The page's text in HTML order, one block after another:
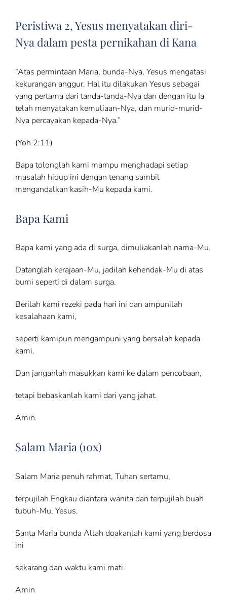
Peristiwa 2, Yesus menyatakan diri-
Nya dalam pesta pernikahan di Kana
“Atas permintaan Maria, bunda-Nya, Yesus mengatasi
kekurangan anggur. Hal itu dilakukan Yesus sebagai
yang pertama dari tanda-tanda-Nya dan dengan itu Ia
telah menyatakan kemuliaan-Nya, dan murid-murid-
Nya percayakan kepada-Nya.”
(Yoh 2:11)
Bapa tolonglah kami mampu menghadapi setiap
masalah hidup ini dengan tenang sambil
mengandalkan kasih-Mu kepada kami.
Bapa Kami
Bapa kami yang ada di surga, dimuliakanlah nama-Mu.
Datanglah kerajaan-Mu, jadilah kehendak-Mu di atas
bumi seperti di dalam surga.
Berilah kami rezeki pada hari ini dan ampunilah
kesalahaan kami,
seperti kamipun mengampuni yang bersalah kepada
kami.
Dan janganlah masukkan kami ke dalam pencobaan,
tetapi bebaskanlah kami dari yang jahat.
Amin.
Salam Maria (10x)
Salam Maria penuh rahmat, Tuhan sertamu,
terpujilah Engkau diantara wanita dan terpujilah buah
tubuh-Mu, Yesus.
Santa Maria bunda Allah doakanlah kami yang berdosa
ini
sekarang dan waktu kami mati.
Amin